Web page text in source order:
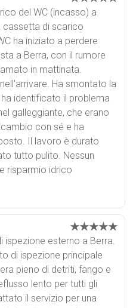
del WC (incasso) a
cassetta di scarico
ha iniziato a perdere
a Berra, con il rumore
in mattinata.
Ha smontato la
identificato il problema
galleggiante, che erano
con sé e ha
Il lavoro è durato
tutto pulito. Nessun
risparmio idrico
★★★★★
ispezione esterno a Berra.
di ispezione principale
pieno di detriti, fango e
lento per tutti gli
il servizio per una